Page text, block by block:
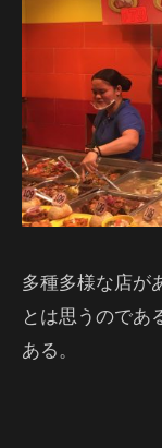
多種多様な店が
とは思うのであ
ある。